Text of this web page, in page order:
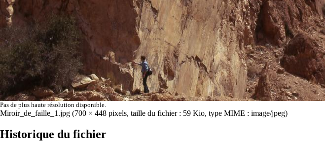
Pas de plus haute résolution disponible.
Miroir_de_faille_1.jpg (700 × 448 pixels, taille du fichier : 59 Kio, type MIME : image/jpeg)
Historique du fichier